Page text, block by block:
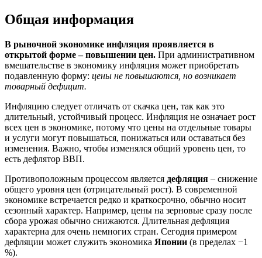
Общая информация
В рыночной экономике инфляция проявляется в
открытой форме – повышении цен. При административном
вмешательстве в экономику инфляция может приобретать
подавленную форму: цены не повышаются, но возникает
товарный дефицит.
Инфляцию следует отличать от скачка цен, так как это
длительный, устойчивый процесс. Инфляция не означает рост
всех цен в экономике, потому что цены на отдельные товары
и услуги могут повышаться, понижаться или оставаться без
изменения. Важно, чтобы изменялся общий уровень цен, то
есть дефлятор ВВП.
Противоположным процессом является дефляция – снижение
общего уровня цен (отрицательный рост). В современной
экономике встречается редко и краткосрочно, обычно носит
сезонный характер. Например, цены на зерновые сразу после
сбора урожая обычно снижаются. Длительная дефляция
характерна для очень немногих стран. Сегодня примером
дефляции может служить экономика Японии (в пределах −1
%).